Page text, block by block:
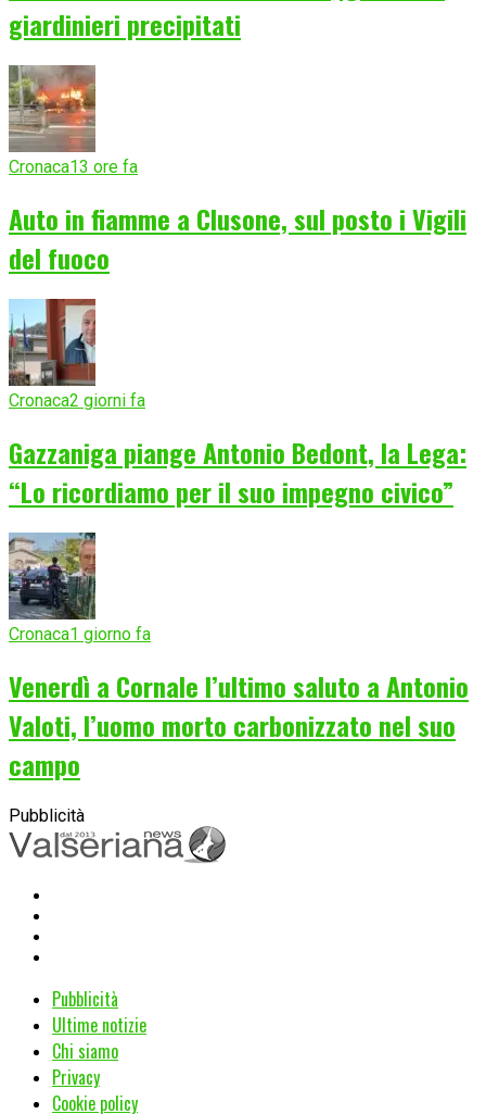
giardinieri precipitati
Cronaca13 ore fa
Auto in fiamme a Clusone, sul posto i Vigili
del fuoco
Cronaca2 giorni fa
Gazzaniga piange Antonio Bedont, la Lega:
“Lo ricordiamo per il suo impegno civico”
Cronaca1 giorno fa
Venerdì a Cornale l’ultimo saluto a Antonio
Valoti, l’uomo morto carbonizzato nel suo
campo
Pubblicità
Pubblicità
Ultime notizie
Chi siamo
Privacy
Cookie policy